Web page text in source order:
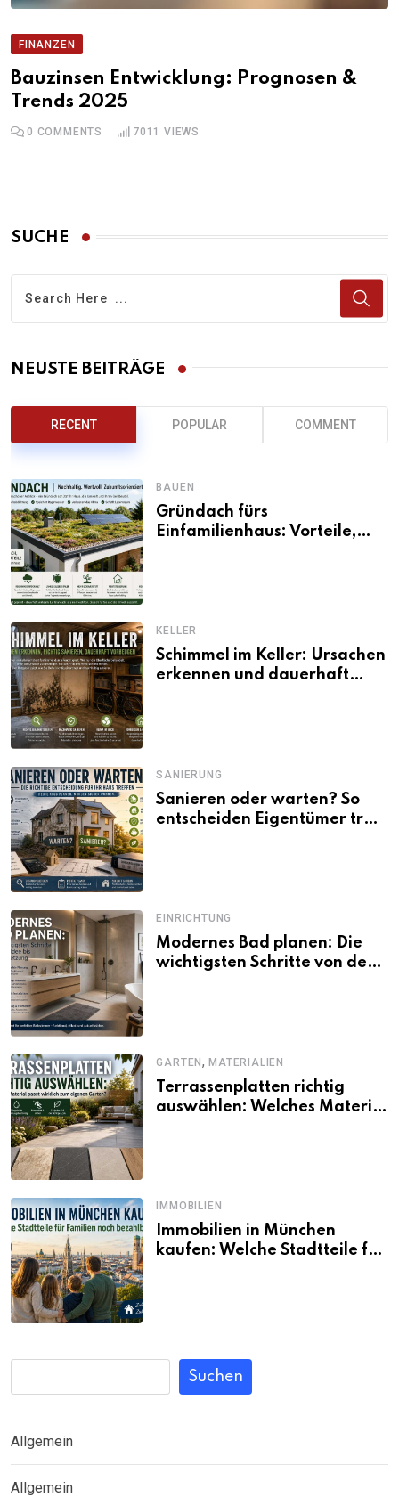
FINANZEN
Bauzinsen Entwicklung: Prognosen &
Trends 2025
0 COMMENTS 7011 VIEWS
SUCHE
NEUSTE BEITRÄGE
RECENT POPULAR COMMENT
BAUEN
Gründach fürs
Einfamilienhaus: Vorteile,
KELLER
Schimmel im Keller: Ursachen
erkennen und dauerhaft
SANIERUNG
Sanieren oder warten? So
entscheiden Eigentümer trotz
EINRICHTUNG
Modernes Bad planen: Die
wichtigsten Schritte von der
GARTEN,MATERIALIEN
Terrassenplatten richtig
auswählen: Welches Material
IMMOBILIEN
Immobilien in München
kaufen: Welche Stadtteile für
Suchen
Allgemein
Allgemein